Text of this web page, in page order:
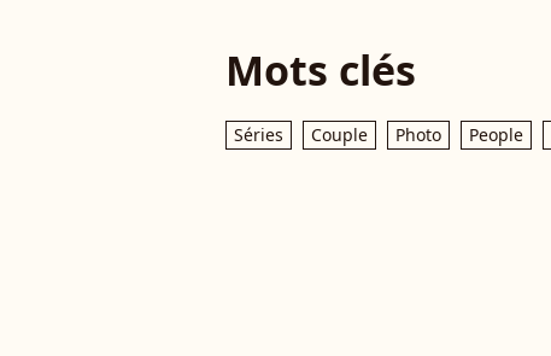
Mots clés
Séries Couple Photo People